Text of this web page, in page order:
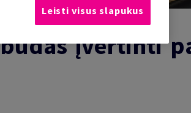
įvertinti
Leisti visus slapukus